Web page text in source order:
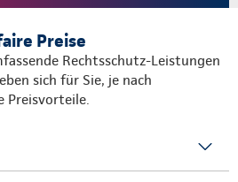
Preise
Rechtsschutz-Leistungen
sich für Sie, je nach
Preisvorteile.